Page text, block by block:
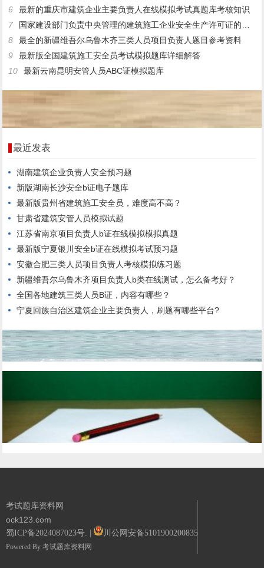
6
最新的重庆市建筑企业主要负责人在线模拟考试真题库考核知识
7
国家建设部门负责中央管理的建筑施工企业安全生产许可证的颁发和管理。()
8
最全的新疆维吾尔乌鲁木齐三类人员项目负责人题目参考资料
9
最新版全国建筑施工安全员考试模拟题库详细解答
10
最新云南昆明安管人员ABC证模拟题库
最近发表
湖南建筑企业负责人安全预习题
新版湖南长沙安全b证电子题库
最新版贵州省建筑施工安全员，难度高不高？
甘肃省建筑安管人员模拟试题
江苏省南京项目负责人b证在线模拟模拟真题
最新版宁夏银川安全b证在线模拟考试预习题
安徽合肥三类人员项目负责人考核模拟练习题
新疆维吾尔乌鲁木齐项目负责人b类在线测试，怎么备考好？
全国各地建筑三类人员B证，内容有哪些？
宁夏回族自治区建筑企业主要负责人，刷题有哪些平台?
考试题库资料网
ock123.com
蜀ICP备2024087023号. 川公网安备51019002008351号.
Powered By 考试题库资料网